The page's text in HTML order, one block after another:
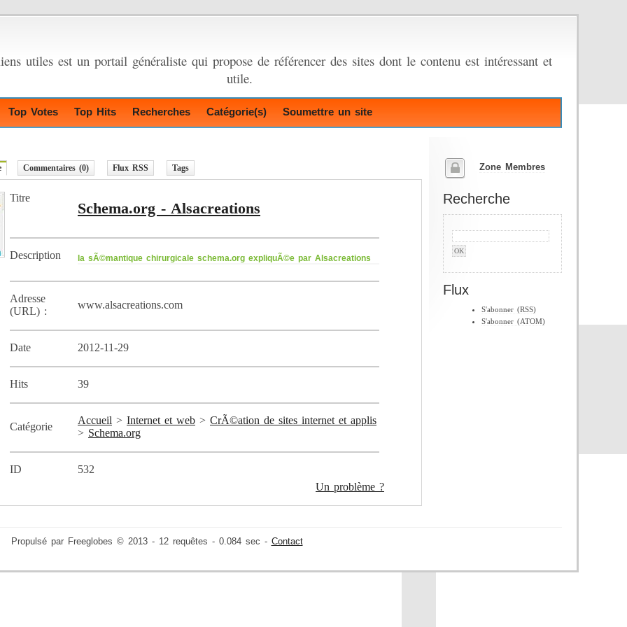
utiles est un portail généraliste qui propose de référencer des sites dont le contenu est intéressant et
utile.
Top Votes Top Hits Recherches Catégorie(s) Soumettre un site
Zone Membres
Recherche
Flux
S'abonner (RSS)
S'abonner (ATOM)
Commentaires (0) Flux RSS Tags
Titre
Schema.org - Alsacreations
Description la sÃ©mantique chirurgicale schema.org expliquÃ©e par Alsacreations
Adresse
(URL) :
www.alsacreations.com
Date 2012-11-29
Hits 39
Catégorie
Accueil > Internet et web > CrÃ©ation de sites internet et applis
> Schema.org
ID
532
Un problème ?
Propulsé par Freeglobes © 2013 - 12 requêtes - 0.084 sec - Contact